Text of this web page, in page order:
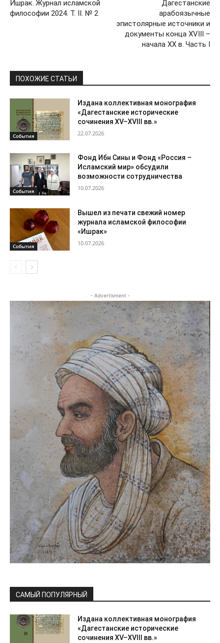
Ишрак. Журнал исламской
философии 2024. Т. II. № 2
Дагестанские
арабоязычные
эпистолярные источники и
документы конца XVIII –
начала ХХ в. Часть I
ПОХОЖИЕ СТАТЬИ
События
Издана коллективная монография
«Дагестанские исторические
сочинения XV–XVIII вв.»
22.07.2026
События
Фонд Ибн Сины и Фонд «Россия –
Исламский мир» обсудили
возможности сотрудничества
10.07.2026
События
Вышел из печати свежий номер
журнала исламской философии
«Ишрак»
10.07.2026
- Advertisment -
САМЫЙ ПОПУЛЯРНЫЙ
Издана коллективная монография
«Дагестанские исторические
сочинения XV–XVIII вв.»